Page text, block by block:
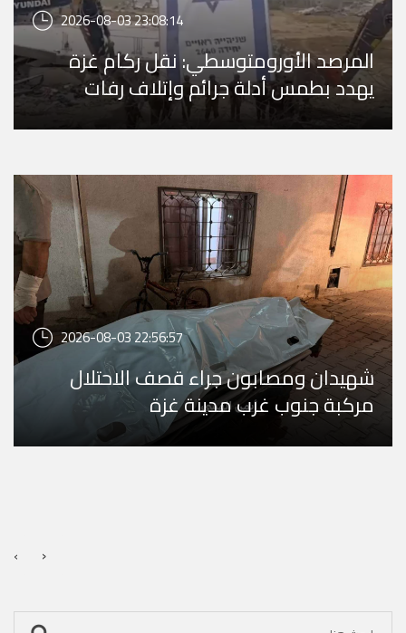
2026-08-03 23:08:14
المرصد الأورومتوسطي: نقل ركام غزة
يهدد بطمس أدلة جرائم وإتلاف رفات
المفقودين
2026-08-03 22:56:57
شهيدان ومصابون جراء قصف الاحتلال
مركبة جنوب غرب مدينة غزة
‹ ›